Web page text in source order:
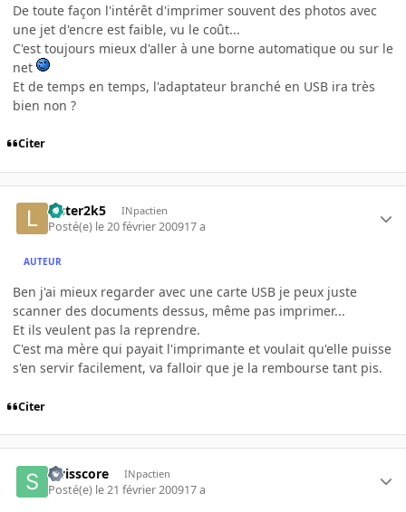
De toute façon l'intérêt d'imprimer souvent des photos avec
une jet d'encre est faible, vu le coût...
C'est toujours mieux d'aller à une borne automatique ou sur le
net
Et de temps en temps, l'adaptateur branché en USB ira très
bien non ?
Citer
Lister2k5 INpactien
Posté(e) le 20 février 200917 a
AUTEUR
Ben j'ai mieux regarder avec une carte USB je peux juste
scanner des documents dessus, même pas imprimer...
Et ils veulent pas la reprendre.
C'est ma mère qui payait l'imprimante et voulait qu'elle puisse
s'en servir facilement, va falloir que je la rembourse tant pis.
Citer
swisscore INpactien
Posté(e) le 21 février 200917 a